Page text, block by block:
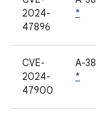
2024-
47896
*
CVE-
2024-
47900
A-
*